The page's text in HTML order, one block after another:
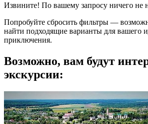
Извините! По вашему запросу ничего не
Попробуйте сбросить фильтры —
найти подходящие варианты для вашего
приключения.
Возможно, вам будут
экскурсии: